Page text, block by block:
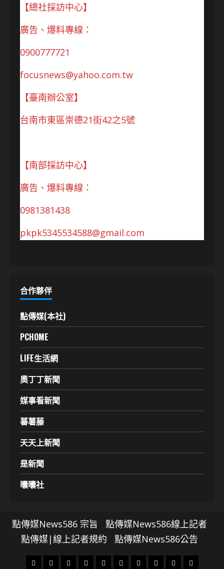
【總社採訪中心】
廣告、爆料專線：
0900777721
focusnews@yahoo.com.tw
【臺南辦公室】
台南市東區崇德21街42之5號
【南部採訪中心】
廣告、爆料專線：
0981381438
pkpk5345534588@gmail.com
合作夥伴
點傳媒(本社)
PCHOME
LIFE生活網
奧丁丁新聞
媒事看新聞
蕃薯藤
天天上新聞
是新聞
囔囔社
點傳媒News586 宗旨
點傳媒News586線上記者
點傳媒|線上記者規約
點傳媒News586公告
頭 財 地 文 專 娛 政 國 運 生